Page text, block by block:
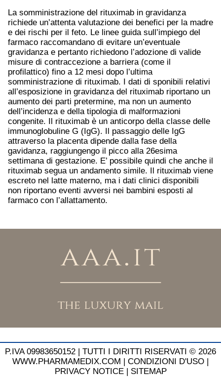
La somministrazione del rituximab in gravidanza
richiede un’attenta valutazione dei benefici per la madre
e dei rischi per il feto. Le linee guida sull’impiego del
farmaco raccomandano di evitare un’eventuale
gravidanza e pertanto richiedono l’adozione di valide
misure di contraccezione a barriera (come il
profilattico) fino a 12 mesi dopo l’ultima
somministrazione di rituximab. I dati di sponibili relativi
all’esposizione in gravidanza del rituximab riportano un
aumento dei parti pretermine, ma non un aumento
dell’incidenza e della tipologia di malformazioni
congenite. Il rituximab è un anticorpo della classe delle
immunoglobuline G (IgG). Il passaggio delle IgG
attraverso la placenta dipende dalla fase della
gavidanza, raggiungengo il picco alla 26esima
settimana di gestazione. E’ possibile quindi che anche il
rituximab segua un andamento simile. Il rituximab viene
escreto nel latte materno, ma i dati clinici disponibili
non riportano eventi avversi nei bambini esposti al
farmaco con l’allattamento.
P.IVA 09983650152 | TUTTI I DIRITTI RISERVATI © 2026
WWW.PHARMAMEDIX.COM
CONDIZIONI D'USO
PRIVACY NOTICE| SITEMAP